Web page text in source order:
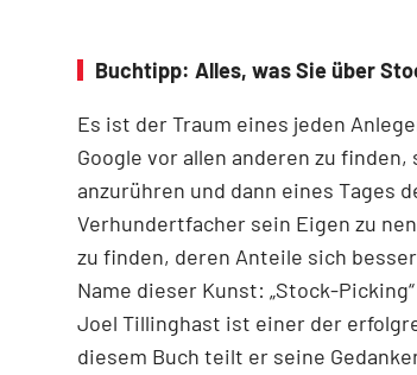
Buchtipp: Alles, was Sie über
Es ist der Traum eines jeden
Google vor allen anderen zu
anzurühren und dann eines Tages
Verhundertfacher sein Eigen zu
zu finden, deren Anteile sich
Name dieser Kunst: „Stock-
Joel Tillinghast ist einer der
diesem Buch teilt er seine